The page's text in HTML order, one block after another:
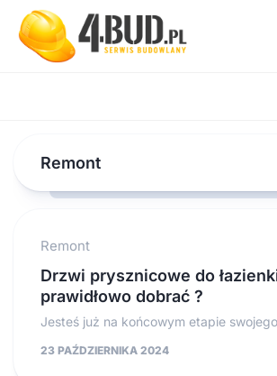
content
Remont
Remont
Drzwi prysznicowe do
prawidłowo dobrać ?
Jesteś już na końcowym etapie
23 PAŹDZIERNIKA 2024